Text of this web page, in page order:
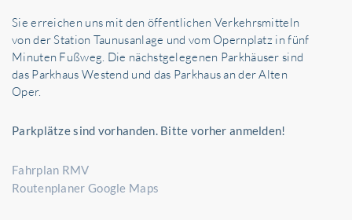
Sie erreichen uns mit den öffentlichen Verkehrsmitteln
von der Station Taunusanlage und vom Opernplatz in fünf
Minuten Fußweg. Die nächstgelegenen Parkhäuser sind
das Parkhaus Westend und das Parkhaus an der Alten
Oper.
Parkplätze sind vorhanden. Bitte vorher anmelden!
Fahrplan RMV
Routenplaner Google Maps